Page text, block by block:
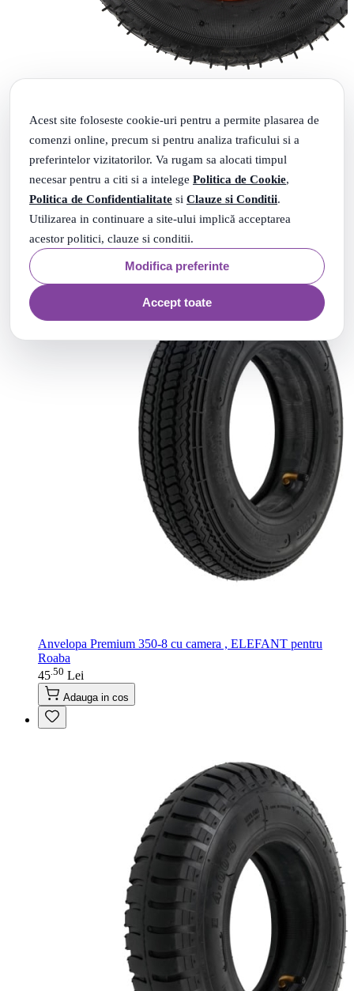
Acest site foloseste cookie-uri pentru a permite plasarea de
comenzi online, precum si pentru analiza traficului si a
preferintelor vizitatorilor. Va rugam sa alocati timpul
necesar pentru a citi si a intelege Politica de Cookie,
Politica de Confidentialitate si Clauze si Conditii.
Utilizarea in continuare a site-ului implică acceptarea
acestor politici, clauze si conditii.
Modifica preferinte
Accept toate
Roata portocalie 350-8 PREMIUM
(1)
PRP: 57.08 Lei
52.99Lei
Adauga in cos
Anvelopa Premium 350-8 cu camera , ELEFANT pentru
Roaba
45 50 Lei
Adauga in cos